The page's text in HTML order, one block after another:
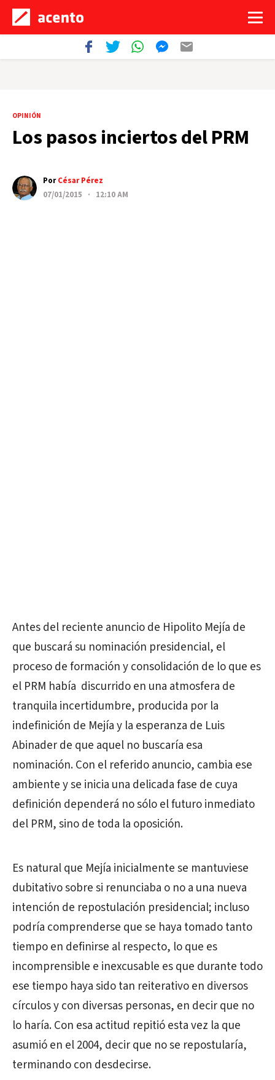
OPINIÓN
Los pasos inciertos del PRM
PorCésar Pérez
07/01/2015 · 12:10 AM
Antes del reciente anuncio de Hipolito Mejía de
que buscará su nominación presidencial, el
proceso de formación y consolidación de lo que es
el PRM había discurrido en una atmosfera de
tranquila incertidumbre, producida por la
indefinición de Mejía y la esperanza de Luis
Abinader de que aquel no buscaría esa
nominación. Con el referido anuncio, cambia ese
ambiente y se inicia una delicada fase de cuya
definición dependerá no sólo el futuro inmediato
del PRM, sino de toda la oposición.
Es natural que Mejía inicialmente se mantuviese
dubitativo sobre si renunciaba o no a una nueva
intención de repostulación presidencial; incluso
podría comprenderse que se haya tomado tanto
tiempo en definirse al respecto, lo que es
incomprensible e inexcusable es que durante todo
ese tiempo haya sido tan reiterativo en diversos
círculos y con diversas personas, en decir que no
lo haría. Con esa actitud repitió esta vez la que
asumió en el 2004, decir que no se repostularía,
terminando con desdecirse.